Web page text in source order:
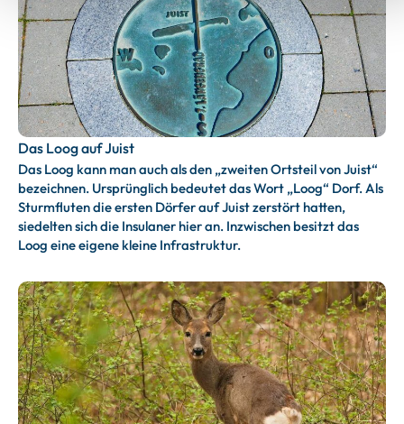
Das Loog auf Juist
Das Loog kann man auch als den „zweiten Ortsteil von Juist“
bezeichnen. Ursprünglich bedeutet das Wort „Loog“ Dorf. Als
Sturmfluten die ersten Dörfer auf Juist zerstört hatten,
siedelten sich die Insulaner hier an. Inzwischen besitzt das
Loog eine eigene kleine Infrastruktur.